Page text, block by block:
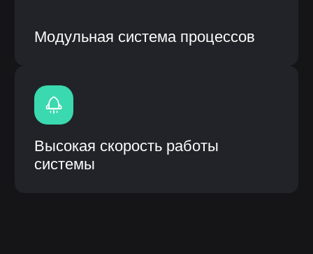
Описание инф.системы:
Собственная разработка с открытым
Интеграция с системами заказчика
(1С, CRM и др.), а также
оборудованием
Высокое быстродействие
месяцев
Внедрение, обучение, гарантия и
сервисное сопроводение